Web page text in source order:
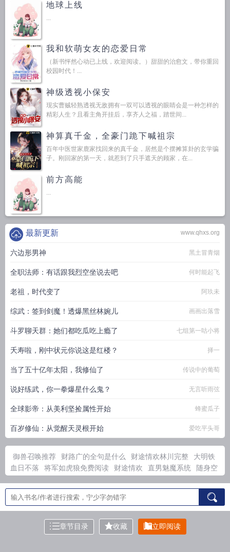
地球上线
...
我和软萌女友的恋爱日常
（新书怦然心动已上线，欢迎阅读。）甜甜的治愈文，带你重回
校园时代！...
神级透视小保安
现实曹贼轻熟透视无敌拥有一双可以透视的眼睛会是一种怎样的
精彩人生？且看主角开挂后，享齐人之福，踏世间...
神算真千金，全豪门跪下喊祖宗
百年中医世家鹿家找回来的真千金，居然是个摆摊算卦的玄学骗
子。刚回家的第一天，就惹到了只手遮天的顾家，在...
前方高能
...
www.qhxs.org
最新更新
六边形男神 黑土冒青烟
全职法师：有话跟我烈空坐说去吧 何时能起飞
老祖，时代变了 阿玖未
综武：签到剑魔！透爆黑丝林婉儿 画画出落雪
斗罗聊天群：她们都吃瓜吃上瘾了 七组第一咕小将
夭寿啦，刚中状元你说这是红楼？ 择一
当了五十亿年太阳，我修仙了 传说中的葡萄
说好练武，你一拳爆星什么鬼？ 无言听雨弦
全球影帝：从美利坚捡属性开始 蜂蜜瓜子
百岁修仙：从觉醒天灵根开始 爱吃平头哥
御兽召唤推荐 财路广的全句是什么 财途情欢林川完整
大明铁
血日不落
将军如虎狼免费阅读 财途情欢 直男魅魔系统
随身空
摸尸开始肉身成圣的原名是什么
财路情路路路畅通
开局穿越合
欢
财路情欢免费阅读 女帝求我娶她? 完结免费
将军
如狼免费阅读
晚行花径露沾衣是什么生肖
直男魅魔万人迷推荐
道友托孤从养成妖女开始长生首
火爆娱乐圈，你管这叫一点点爱
我，天道幼崽，加入聊天群！ 诸天从海贼开始忽悠老岳父
章节目录 收藏 立即阅读